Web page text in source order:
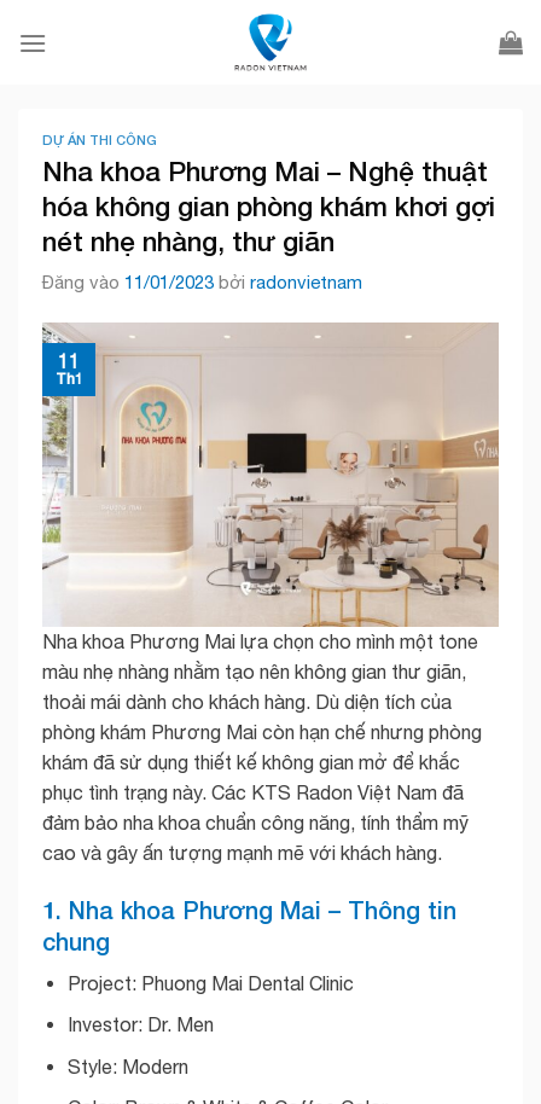
qua
DỰ ÁN THI CÔNG
Nha khoa Phương Mai – Nghệ thuật
hóa không gian phòng khám khơi gợi
nét nhẹ nhàng, thư giãn
Đăng vào 11/01/2023 bởi radonvietnam
11
Th1
Nha khoa Phương Mai lựa chọn cho mình một tone
màu nhẹ nhàng nhằm tạo nên không gian thư giãn,
thoải mái dành cho khách hàng. Dù diện tích của
phòng khám Phương Mai còn hạn chế nhưng phòng
khám đã sử dụng thiết kế không gian mở để khắc
phục tình trạng này. Các KTS Radon Việt Nam đã
đảm bảo nha khoa chuẩn công năng, tính thẩm mỹ
cao và gây ấn tượng mạnh mẽ với khách hàng.
1. Nha khoa Phương Mai – Thông tin
chung
Project: Phuong Mai Dental Clinic
Investor: Dr. Men
Style: Modern